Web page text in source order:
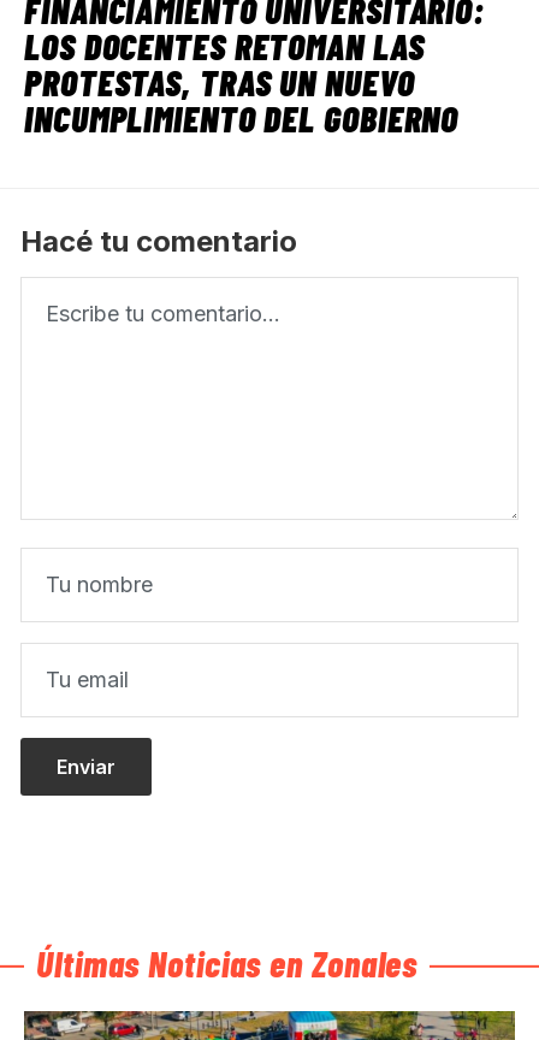
FINANCIAMIENTO UNIVERSITARIO:
LOS DOCENTES RETOMAN LAS
PROTESTAS, TRAS UN NUEVO
INCUMPLIMIENTO DEL GOBIERNO
Hacé tu comentario
Últimas Noticias en Zonales